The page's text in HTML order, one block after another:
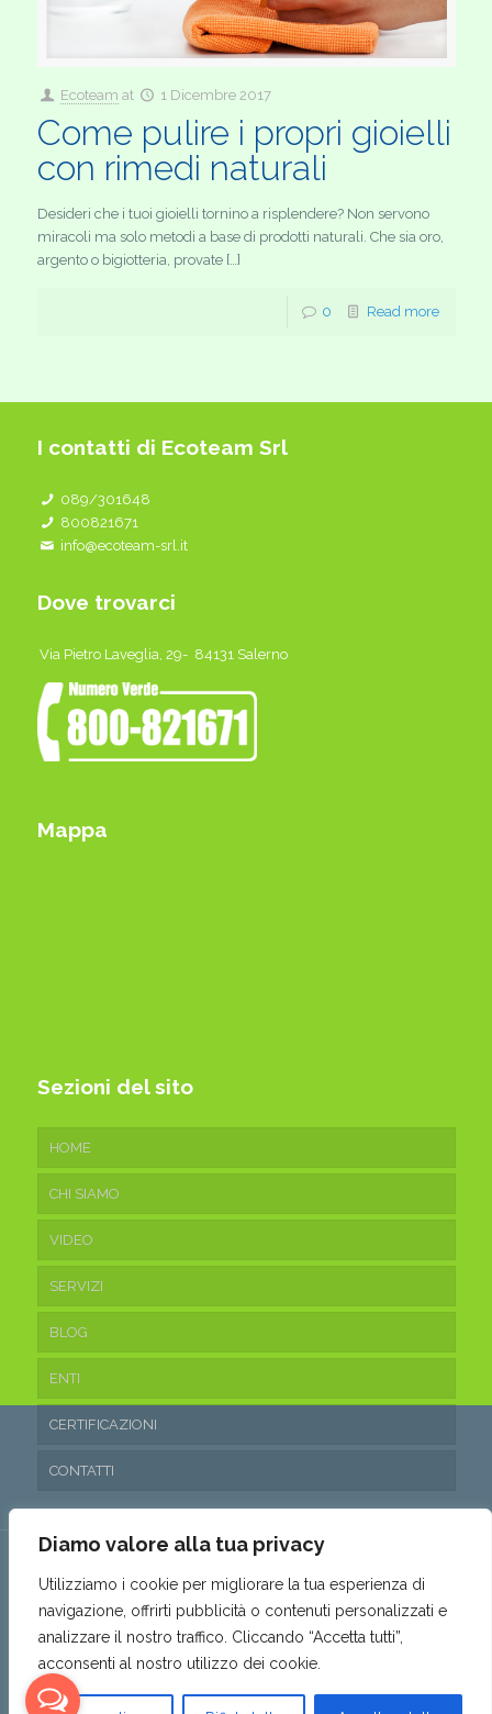
Diamo valore alla tua privacy
Utilizziamo i cookie per migliorare la tua esperienza di
navigazione, offrirti pubblicità o contenuti personalizzati e
analizzare il nostro traffico. Cliccando “Accetta tutti”,
acconsenti al nostro utilizzo dei cookie.
Ecoteam at 1 Dicembre 2017
Come pulire i propri gioielli
con rimedi naturali
Desideri che i tuoi gioielli tornino a risplendere? Non servono
miracoli ma solo metodi a base di prodotti naturali. Che sia oro,
argento o bigiotteria, provate […]
0 Read more
I contatti di Ecoteam Srl
089/301648
800821671
info@ecoteam-srl.it
Dove trovarci
Via Pietro Laveglia, 29- 84131 Salerno
Mappa
Sezioni del sito
HOME
CHI SIAMO
VIDEO
SERVIZI
BLOG
ENTI
CERTIFICAZIONI
CONTATTI
© 2016 Ecoteam Srl. • P.IVA 03315530653 • REA: SA- 288797 •
Powered by AMALFIWEB